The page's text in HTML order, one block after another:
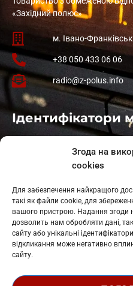
Згода на
cookies
Для забезпечення найкращого
такі як файли cookie, для
вашого пристрою. Надання згоди
дозволить нам обробляти дані,
сайту або унікальні
відкликання може негативно
сайту.
«Західний полюс»
м. Івано-
+38 050 433 06 06
radio@z-polus.info
Ідентифікатори
: L11-01410
: L11-01801
Косів: L11-01805
Гарасимів: L11-02274